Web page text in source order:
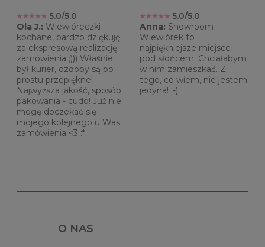
5.0/5.0
Ola J.: Wiewióreczki
kochane, bardzo dziękuję
za ekspresową realizację
zamówienia ;))) Właśnie
był kurier, ozdoby są po
prostu przepiękne!
Najwyższa jakość, sposób
pakowania - cudo! Już nie
mogę doczekać się
mojego kolejnego u Was
zamówienia <3 :*
5.0/5.0
Anna: Showroom
Wiewiórek to
najpiękniejsze miejsce
pod słońcem. Chciałabym
w nim zamieszkać. Z
tego, co wiem, nie jestem
jedyna! :-)
O NAS